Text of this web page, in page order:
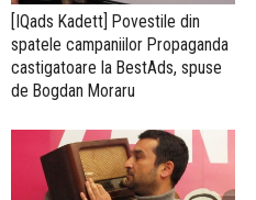
[IQads Kadett] Povestile din
spatele campaniilor Propaganda
castigatoare la BestAds, spuse
de Bogdan Moraru